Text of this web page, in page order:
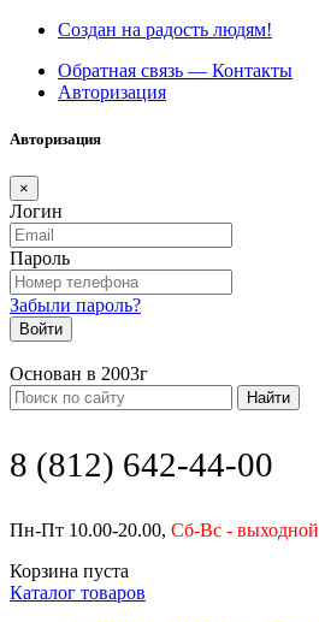
Создан на радость людям!
Обратная связь — Контакты
Авторизация
Авторизация
×
Логин
Пароль
Забыли пароль?
Войти
Основан в 2003г
Найти
8 (812) 642-44-00
Пн-Пт 10.00-20.00, Сб-Вс - выходной
Корзина пуста
Каталог товаров